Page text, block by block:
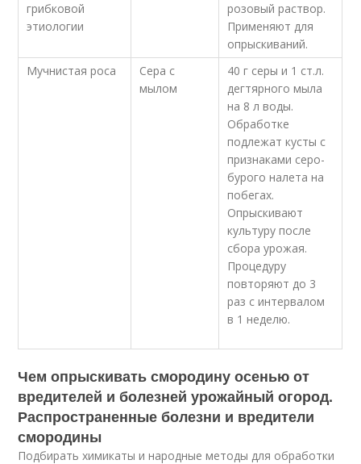
грибковой
этиологии
розовый раствор.
Применяют для
опрыскиваний.
Мучнистая роса
Сера с
мылом
40 г серы и 1 ст.л.
дегтярного мыла
на 8 л воды.
Обработке
подлежат кусты с
признаками серо-
бурого налета на
побегах.
Опрыскивают
культуру после
сбора урожая.
Процедуру
повторяют до 3
раз с интервалом
в 1 неделю.
Чем опрыскивать смородину осенью от
вредителей и болезней урожайный огород.
Распространенные болезни и вредители
смородины
Подбирать химикаты и народные методы для обработки